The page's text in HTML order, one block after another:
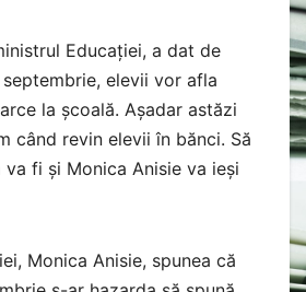
Educației, a dat de
elevii vor afla
la școală. Așadar astăzi
când revin elevii în bănci. Să
va fi și Monica Anisie va ieși
Monica Anisie, spunea că